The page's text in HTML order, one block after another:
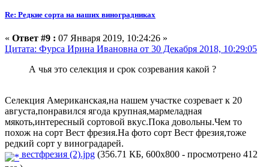
Re: Редкие сорта на наших виноградниках
« Ответ #9 : 07 Января 2019, 10:24:26 »
Цитата: Фурса Ирина Ивановна от 30 Декабря 2018, 10:29:05
А чья это селекция и срок созревания какой ?
Селекция Американская,на нашем участке созревает к 20
августа,понравился ягода крупная,мармеладная
мякоть,интересный сортовой вкус.Пока довольны.Чем то
похож на сорт Вест фрезия.На фото сорт Вест фрезия,тоже
редкий сорт у виноградарей.
вестфрезия (2).jpg (356.71 КБ, 600x800 - просмотрено 412